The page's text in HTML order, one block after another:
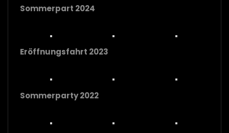
Sommerpart 2024
Eröffnungsfahrt 2023
Sommerparty 2022